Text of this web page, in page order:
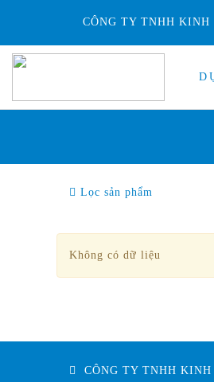
CÔNG TY TNHH
Lọc sản phẩm
Không có dữ liệu
CÔNG TY TNHH